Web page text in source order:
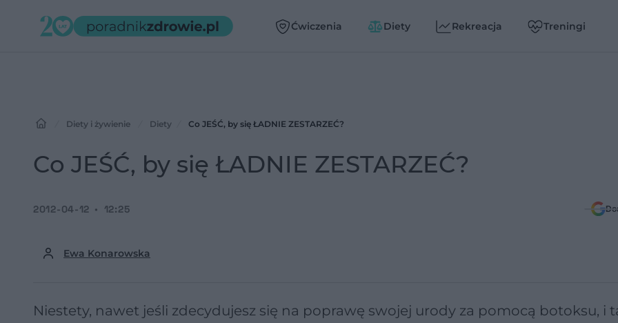
Ćwiczenia Diety Rekreacja Treningi
Diety i żywienie Diety Co JEŚĆ, by się ŁADNIE ZESTARZEĆ?
Co JEŚĆ, by się ŁADNIE ZESTARZEĆ?
Ewa Konarowska
2012-04-12 12:25
Niestety, nawet jeśli zdecydujesz się na poprawę swojej urody za pomocą botoksu, i